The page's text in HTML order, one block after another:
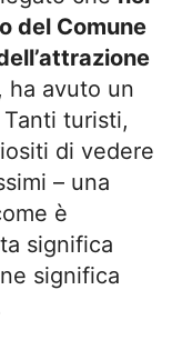
del Comune
ha avuto un
turisti,
di vedere
– una
è
significa
significa